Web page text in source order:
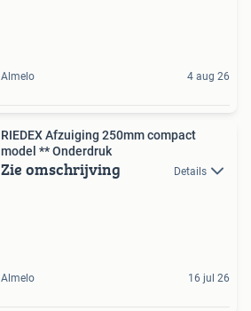
Almelo 4 aug 26
RIEDEX Afzuiging 250mm compact
model ** Onderdruk
Zie omschrijving Details
Almelo 16 jul 26